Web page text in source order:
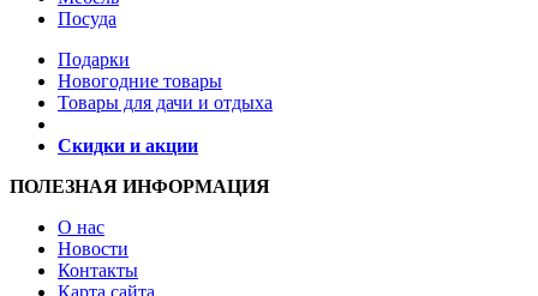
Посуда
Подарки
Новогодние товары
Товары для дачи и отдыха
Скидки и акции
ПОЛЕЗНАЯ ИНФОРМАЦИЯ
О нас
Новости
Контакты
Карта сайта